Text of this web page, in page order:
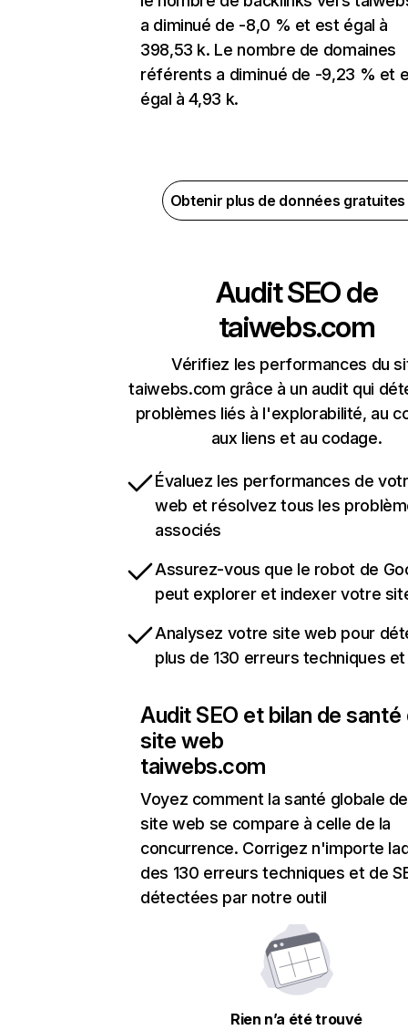
a diminué de -8,0 % et est égal à
398,53 k. Le nombre de domaines
référents a diminué de -9,23 % et
égal à 4,93 k.
Obtenir plus de données
Audit SEO de
taiwebs.com
Vérifiez les performances du
taiwebs.com grâce à un audit qui
problèmes liés à l'explorabilité, au
aux liens et au codage.
Évaluez les performances de
web et résolvez tous les
associés
Assurez-vous que le robot de
peut explorer et indexer votre
Analysez votre site web pour
plus de 130 erreurs techniques et
Audit SEO et bilan de santé
site web
taiwebs.com
Voyez comment la santé globale
site web se compare à celle de la
concurrence. Corrigez n'importe
des 130 erreurs techniques et de
détectées par notre outil
Rien n’a été trouvé